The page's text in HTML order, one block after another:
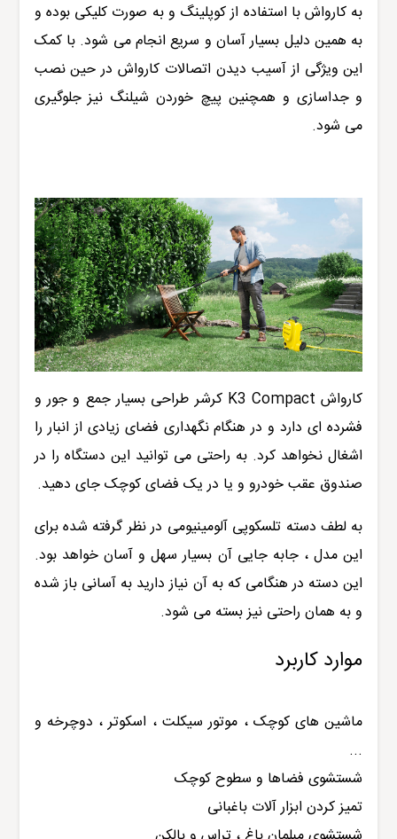
به کارواش با استفاده از کوپلینگ و به صورت کلیکی بوده و
به همین دلیل بسیار آسان و سریع انجام می شود. با کمک
این ویژگی از آسیب دیدن اتصالات کارواش در حین نصب
و جداسازی و همچنین پیچ خوردن شیلنگ نیز جلوگیری
می شود.
کارواش K3 Compact کرشرطراحی بسیار جمع و جور و
فشرده ای دارد و در هنگام نگهداری فضای زیادی از انبار را
اشغال نخواهد کرد. به راحتی می توانید این دستگاه را در
صندوق عقب خودرو و یا در یک فضای کوچک جای دهید.
به لطف دسته تلسکوپی آلومینیومی در نظر گرفته شده برای
این مدل ، جابه جایی آن بسیار سهل و آسان خواهد بود.
این دسته در هنگامی که به آن نیاز دارید به آسانی باز شده
و به همان راحتی نیز بسته می شود.
موارد کاربرد
ماشین های کوچک ، موتور سیکلت ، اسکوتر ، دوچرخه و
...
شستشوی فضاها و سطوح کوچک
تمیز کردن ابزار آلات باغبانی